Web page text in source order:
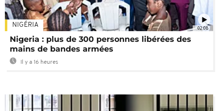
02:08
NIGÉRIA
Nigeria : plus de 300 personnes libérées des
mains de bandes armées
Il y a 16 heures